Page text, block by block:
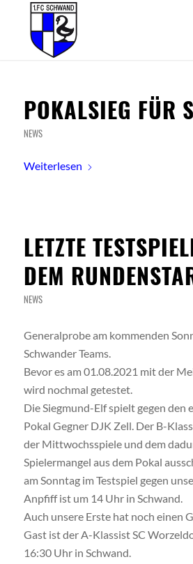
POKALSIEG FÜR
NEWS
Weiterlesen
LETZTE
DEM
NEWS
Generalprobe am kommenden
Schwander Teams.
Bevor es am 01.08.2021 mit der
wird nochmal getestet.
Die Siegmund-Elf spielt gegen den
Pokal Gegner DJK Zell. Der B-
der Mittwochsspiele und dem
Spielermangel aus dem Pokal
am Sonntag im Testspiel gegen
Anpfiff ist um 14 Uhr in Schwand.
Auch unsere Erste hat noch einen
Gast ist der A-Klassist SC
16:30 Uhr in Schwand.